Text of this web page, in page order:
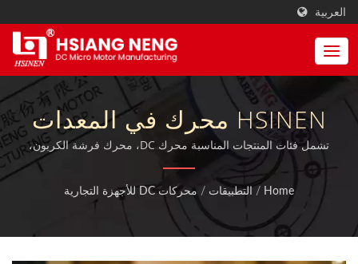
العربية
HSINEN محرك في المعدات
التجارية، طاولة رفع، باب
تلقائي.| مصنع محركات التروس
الكوكبية عالية الدوران والقوية |
هسيان نينغ
تشمل فئات المنتجات المناسبة محرك DC، محرك فرشة الكربون،
صندوق التروس / محركات MIT DC وتروس المحرك وصناديق التروس
UL.
Home
/ التطبيقات / محركات DC للأجهزة التجارية